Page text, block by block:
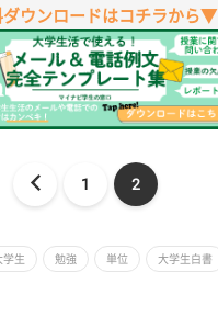
ウンロードはコチラから▼
1 2
学生 勉強 単位 大学生白書